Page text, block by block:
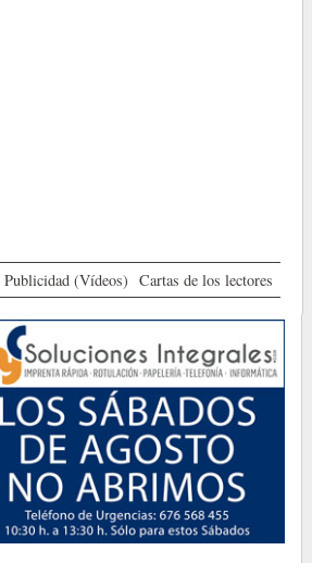
Publicidad (Vídeos) Cartas de los lectores